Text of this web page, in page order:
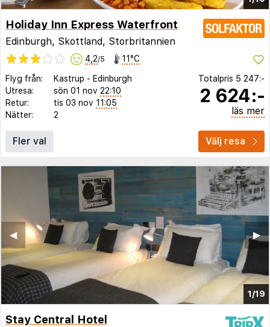
Holiday Inn Express Waterfront
Edinburgh, Skottland, Storbritannien
4,2/5 11°C
Flyg från: Kastrup - Edinburgh
Utresa:
sön 01 nov 22:10
Retur:
tis 03 nov 11:05
Nätter:
2
Totalpris 5 247:-
2 624:-
läs mer
Fler val Välj resa
1/19
▶︎
◀︎
Stay Central Hotel